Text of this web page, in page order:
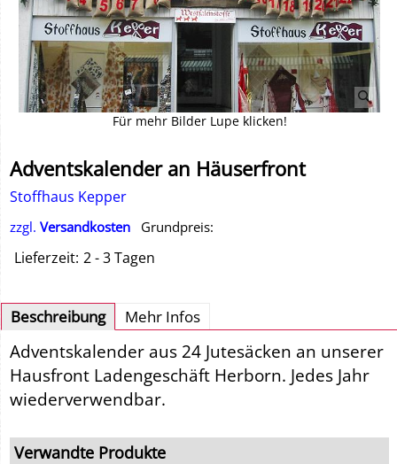
Für mehr Bilder Lupe klicken!
Adventskalender an Häuserfront
Stoffhaus Kepper
zzgl. Versandkosten Grundpreis:
Lieferzeit: 2 - 3 Tagen
Beschreibung Mehr Infos
Adventskalender aus 24 Jutesäcken an unserer
Hausfront Ladengeschäft Herborn. Jedes Jahr
wiederverwendbar.
Verwandte Produkte